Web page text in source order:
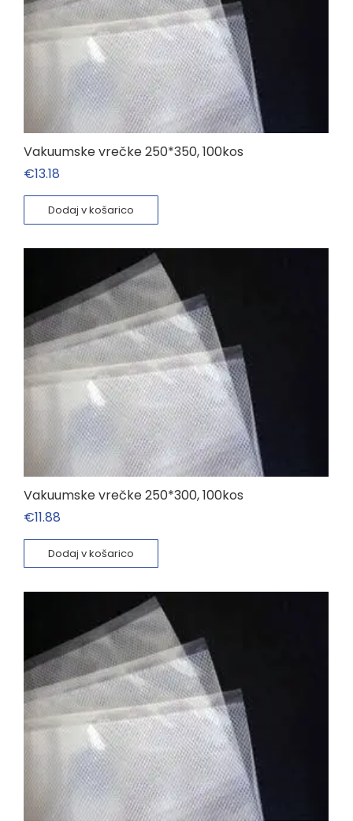
Vakuumske vrečke 250*350, 100kos
€13.18
Dodaj v košarico
Vakuumske vrečke 250*300, 100kos
€11.88
Dodaj v košarico